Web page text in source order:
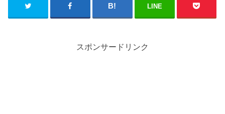
LINE
スポンサードリンク